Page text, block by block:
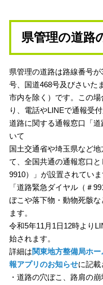
県管理の道路
県管理の道路は路線番号
号、国道468号及びさいた
市内を除く）です。この
り、電話やLINEで通報受付
道路に関する通報窓口「
いて
国土交通省や埼玉県など
て、全国共通の通報窓口
9910）」が設置されていま
「道路緊急ダイヤル（＃
ぼこや落下物・動物死骸
ます。
令和5年11月1日12時より
始されます。
詳細は関東地方整備局ホ
報アプリのお知らせに記載
・道路の穴ぼこ、路肩の